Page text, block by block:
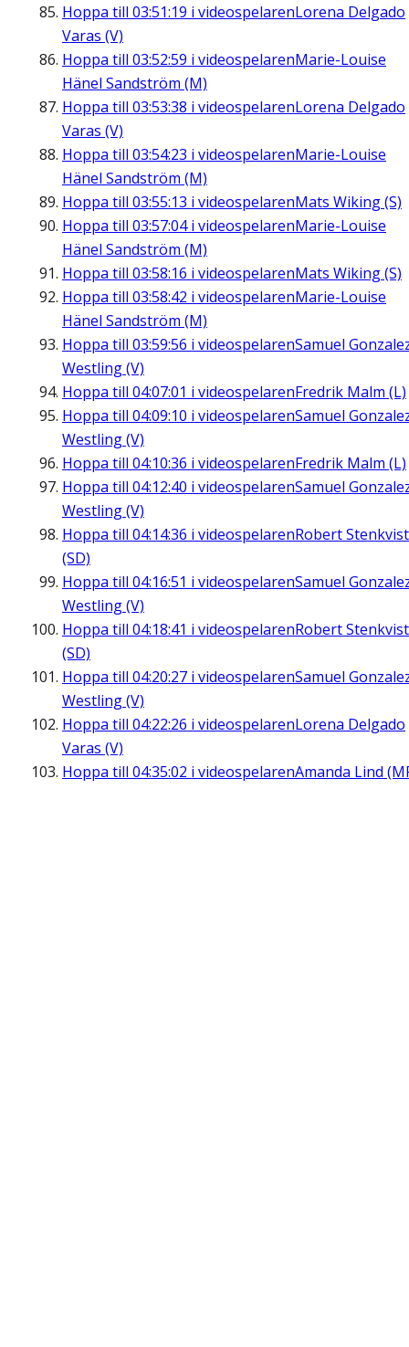
Hoppa till 03:51:19 i videospelarenLorena Delgado
Varas (V)
Hoppa till 03:52:59 i videospelarenMarie-Louise
Hänel Sandström (M)
Hoppa till 03:53:38 i videospelarenLorena Delgado
Varas (V)
Hoppa till 03:54:23 i videospelarenMarie-Louise
Hänel Sandström (M)
Hoppa till 03:55:13 i videospelarenMats Wiking (S)
Hoppa till 03:57:04i videospelarenMarie-Louise
Hänel Sandström (M)
Hoppa till 03:58:16 i videospelarenMats Wiking (S)
Hoppa till 03:58:42 i videospelarenMarie-Louise
Hänel Sandström (M)
Hoppa till 03:59:56 i videospelarenSamuel
Westling (V)
Hoppa till 04:07:01 i videospelarenFredrik Malm (L)
Hoppa till 04:09:10 i videospelarenSamuel
Westling (V)
Hoppa till 04:10:36 i videospelarenFredrik Malm (L)
Hoppa till 04:12:40 i videospelarenSamuel
Westling (V)
Hoppa till 04:14:36 i videospelarenRobert Stenkvist
(SD)
Hoppa till 04:16:51 i videospelarenSamuel
Westling (V)
Hoppa till 04:18:41 i videospelarenRobert Stenkvist
(SD)
Hoppa till 04:20:27 i videospelarenSamuel
Westling (V)
Hoppa till 04:22:26 i videospelarenLorena Delgado
Varas (V)
Hoppa till 04:35:02 i videospelarenAmanda Lind